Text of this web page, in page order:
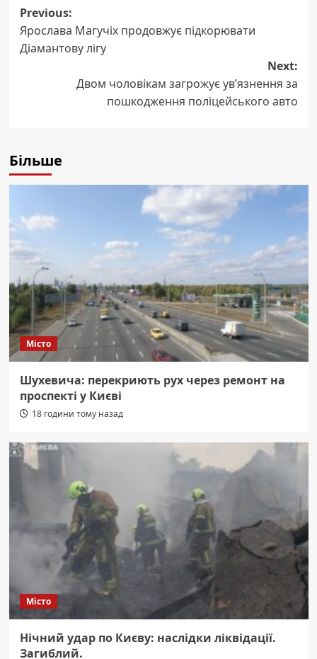
Post
navigation
Previous:
Ярослава Магучіх продовжує підкорювати
Діамантову лігу
Next:
Двом чоловікам загрожує ув’язнення за
пошкодження поліцейського авто
Більше
Місто
Шухевича: перекриють рух через ремонт на
проспекті у Києві
18 години тому назад
Місто
Нічний удар по Києву: наслідки ліквідації.
Загиблий.